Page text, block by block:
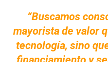
“Buscamos
mayorista de valor
tecnología, sino